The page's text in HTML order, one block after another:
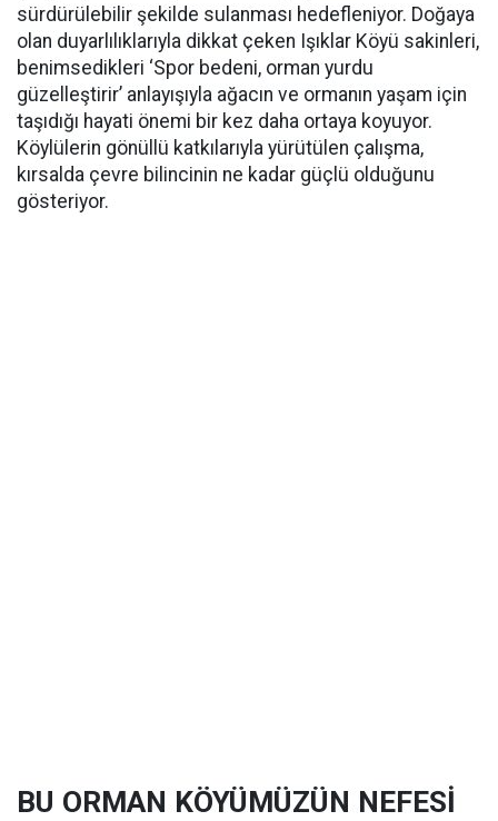
sürdürülebilir şekilde sulanması hedefleniyor. Doğaya
olan duyarlılıklarıyla dikkat çeken Işıklar Köyü sakinleri,
benimsedikleri ‘Spor bedeni, orman yurdu
güzelleştirir’ anlayışıyla ağacın ve ormanın yaşam için
taşıdığı hayati önemi bir kez daha ortaya koyuyor.
Köylülerin gönüllü katkılarıyla yürütülen çalışma,
kırsalda çevre bilincinin ne kadar güçlü olduğunu
gösteriyor.
BU ORMAN KÖYÜMÜZÜN NEFESİ